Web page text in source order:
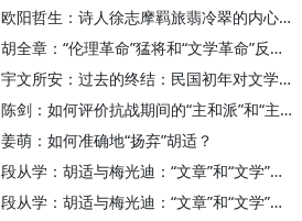
欧阳哲生：诗人徐志摩羁旅翡冷翠的内心独白——新发现的徐志摩致胡适三封英文佚信
胡全章：“伦理革命”猛将和“文学革命”反对派——以吴虞与陈独秀、柳亚子的文学学术交往为中心
宇文所安：过去的终结：民国初年对文学史的重写
陈剑：如何评价抗战期间的“主和派”和“主战派”——全面抗战若干问题分析（五）
姜萌：如何准确地“扬弃”胡适？
段从学：胡适与梅光迪：“文章”和“文学”的错位冲撞
段从学：胡适与梅光迪：“文章”和“文学”的错位冲撞